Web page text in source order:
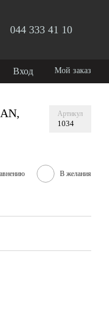
044 333 41 10
Вход Мой заказ
Артикул
1034
В желания